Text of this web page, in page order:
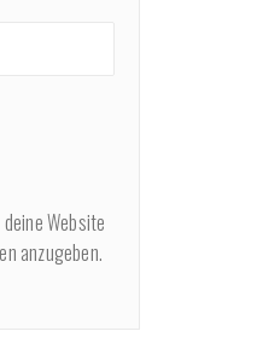
Website
anzugeben.